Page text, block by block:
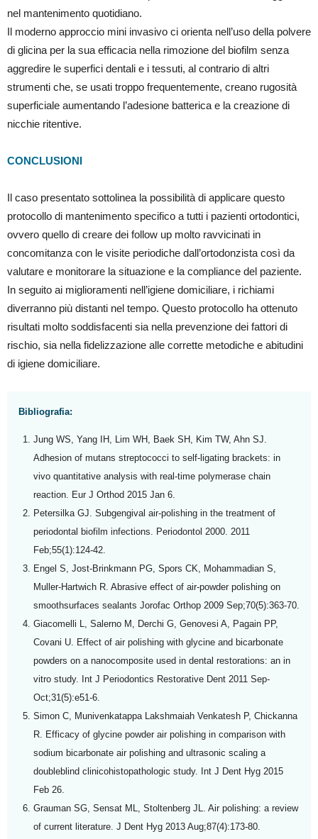
nel mantenimento quotidiano.
Il moderno approccio mini invasivo ci orienta nell’uso della polvere
di glicina per la sua efficacia nella rimozione del biofilm senza
aggredire le superfici dentali e i tessuti, al contrario di altri
strumenti che, se usati troppo frequentemente, creano rugosità
superficiale aumentando l’adesione batterica e la creazione di
nicchie ritentive.
CONCLUSIONI
Il caso presentato sottolinea la possibilità di applicare questo
protocollo di mantenimento specifico a tutti i pazienti ortodontici,
ovvero quello di creare dei follow up molto ravvicinati in
concomitanza con le visite periodiche dall’ortodonzista così da
valutare e monitorare la situazione e la compliance del paziente.
In seguito ai miglioramenti nell’igiene domiciliare, i richiami
diverranno più distanti nel tempo. Questo protocollo ha ottenuto
risultati molto soddisfacenti sia nella prevenzione dei fattori di
rischio, sia nella fidelizzazione alle corrette metodiche e abitudini
di igiene domiciliare.
Bibliografia:
Jung WS, Yang IH, Lim WH, Baek SH, Kim TW, Ahn SJ.
Adhesion of mutans streptococci to self-ligating brackets: in
vivo quantitative analysis with real-time polymerase chain
reaction. Eur J Orthod 2015 Jan 6.
Petersilka GJ. Subgengival air-polishing in the treatment of
periodontal biofilm infections. Periodontol 2000. 2011
Feb;55(1):124-42.
Engel S, Jost-Brinkmann PG, Spors CK, Mohammadian S,
Muller-Hartwich R. Abrasive effect of air-powder polishing on
smoothsurfaces sealants Jorofac Orthop 2009 Sep;70(5):363-70.
Giacomelli L, Salerno M, Derchi G, Genovesi A, Pagain PP,
Covani U. Effect of air polishing with glycine and bicarbonate
powders on a nanocomposite used in dental restorations: an in
vitro study. Int J Periodontics Restorative Dent 2011 Sep-
Oct;31(5):e51-6.
Simon C, Munivenkatappa Lakshmaiah Venkatesh P, Chickanna
R. Efficacy of glycine powder air polishing in comparison with
sodium bicarbonate air polishing and ultrasonic scaling a
doubleblind clinicohistopathologic study. Int J Dent Hyg 2015
Feb 26.
Grauman SG, Sensat ML, Stoltenberg JL. Air polishing: a review
of current literature. J Dent Hyg 2013 Aug;87(4):173-80.